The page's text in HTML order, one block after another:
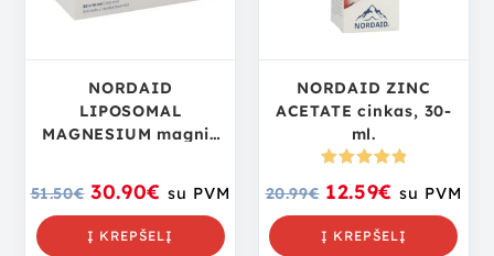
NORDAID
LIPOSOMAL
MAGNESIUM magnis
ml.
51.50€ 30.90€ su PVM
Į KREPŠELĮ
NORDAID ZINC
ACETATE cinkas, 30-
ml.
s:5.00iš
20.99€ 12.59€ su PVM
Į KREPŠELĮ